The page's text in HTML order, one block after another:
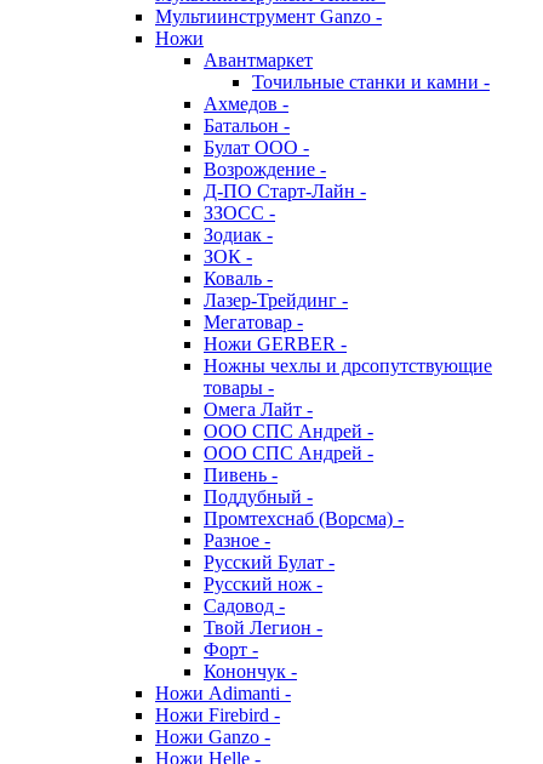
Мультиинструмент Ganzo -
Ножи
Авантмаркет
Точильные станки и камни -
Ахмедов -
Батальон -
Булат ООО -
Возрождение -
Д-ПО Старт-Лайн -
ЗЗОСС -
Зодиак -
ЗОК -
Коваль -
Лазер-Трейдинг -
Мегатовар -
Ножи GERBER -
Ножны чехлы и дрсопутствующие
товары -
Омега Лайт -
ООО СПС Андрей -
ООО СПС Андрей -
Пивень -
Поддубный -
Промтехснаб (Ворсма) -
Разное -
Русский Булат -
Русский нож -
Садовод -
Твой Легион -
Форт -
Конончук -
Ножи Adimanti -
Ножи Firebird -
Ножи Ganzo -
Ножи Helle -